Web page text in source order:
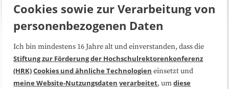
Über uns FAQ
Medienarbeit Kooperationen
Cookies sowie zur Verarbeitung von
personenbezogenen Daten
Ich bin mindestens 16 Jahre alt und einverstanden, dass die
Stiftung zur Förderung der Hochschulrektorenkonferenz
(HRK)Cookies und ähnliche Technologien einsetzt und
meine Website-Nutzungsdaten verarbeitet, umdiese